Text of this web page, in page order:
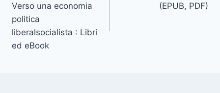
Verso una economia
politica
liberalsocialista : Libri
ed eBook
(EPUB, PDF)